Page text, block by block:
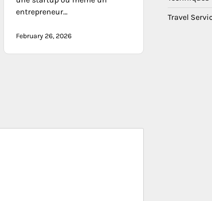
entrepreneur…
February 26, 2026
Travel